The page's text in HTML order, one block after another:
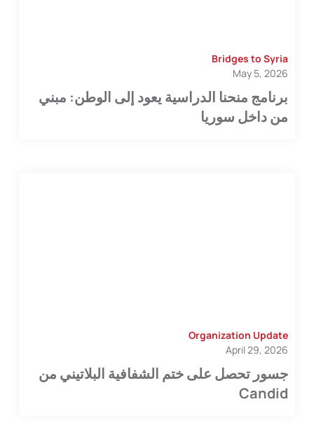
Bridges to Syria
May 5, 2026
برنامج منحنا الدراسية يعود إلى الوطن: مبني
من داخل سوريا
Organization Update
April 29, 2026
جسور تحصل على ختم الشفافية البلاتيني من
Candid